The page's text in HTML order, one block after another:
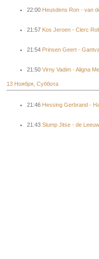
22:00 Heusdens Ron - van
21:57 Kos Jeroen - Clerc
21:54 Prinsen Geert -
21:50 Virny Vadim - Aligna
13 Ноября, Суббота
21:46 Hessing Gerbrand -
21:43 Slump Jitse - de